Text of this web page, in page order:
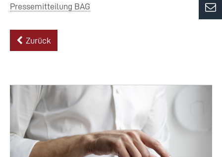
Pressemitteilung BAG
Zurück